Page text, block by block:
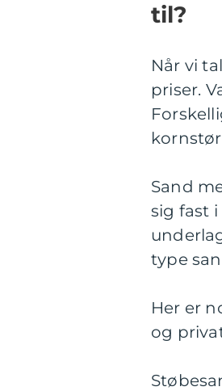
til?
Når vi
priser.
Sand
sig fast
type
Her er
og